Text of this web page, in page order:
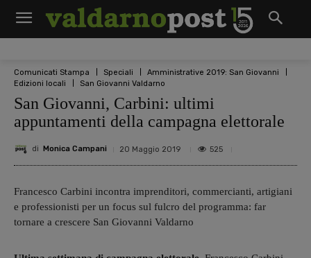
Comunicati Stampa Speciali
Amministrative 2019: San Giovanni
Edizioni locali
San Giovanni Valdarno
San Giovanni, Carbini: ultimi
appuntamenti della campagna elettorale
di Monica Campani 20 Maggio 2019 525
Francesco Carbini incontra imprenditori, commercianti, artigiani
e professionisti per un focus sul fulcro del programma: far
tornare a crescere San Giovanni Valdarno